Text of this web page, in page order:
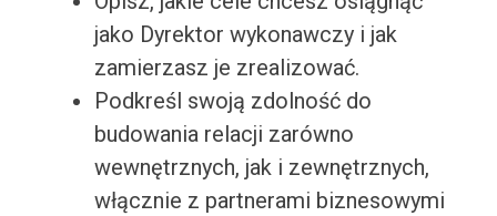
jako Dyrektor wykonawczy i jak
zamierzasz je zrealizować.
Podkreśl swoją zdolność do
budowania relacji zarówno
wewnętrznych, jak i zewnętrznych,
włącznie z partnerami biznesowymi